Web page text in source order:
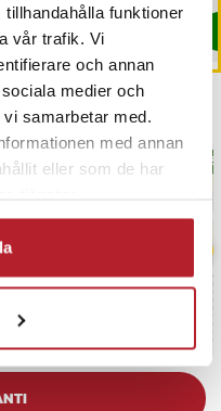
funktioner
vår trafik. Vi
och annan
medier och
samarbetar med.
med annan
eller som de har
Köp